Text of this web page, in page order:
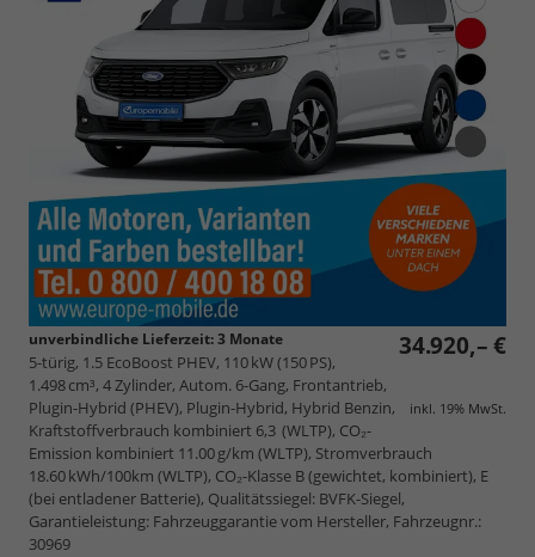
34.920,– €
inkl. 19% MwSt.
unverbindliche Lieferzeit:3 Monate
5-türig, 1.5 EcoBoost PHEV, 110 kW (150 PS),
1.498 cm³, 4 Zylinder, Autom. 6-Gang, Frontantrieb,
Plugin-Hybrid (PHEV), Plugin-Hybrid, Hybrid Benzin,
Kraftstoffverbrauch kombiniert 6,3 (WLTP), CO₂-
Emission kombiniert 11.00 g/km (WLTP), Stromverbrauch
18.60 kWh/100km (WLTP), CO₂-Klasse B (gewichtet, kombiniert), E
(bei entladener Batterie), Qualitätssiegel: BVFK-Siegel,
Garantieleistung: Fahrzeuggarantie vom Hersteller, Fahrzeugnr.:
30969